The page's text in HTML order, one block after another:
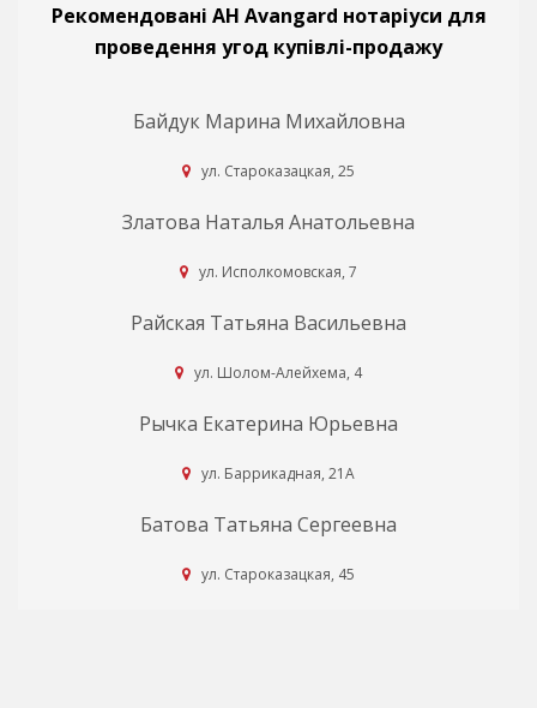
Рекомендовані АН Avangard нотаріуси для
проведення угод купівлі-продажу
Байдук Марина Михайловна
ул. Староказацкая, 25
Златова Наталья Анатольевна
ул. Исполкомовская, 7
Райская Татьяна Васильевна
ул. Шолом-Алейхема, 4
Рычка Екатерина Юрьевна
ул. Баррикадная, 21А
Батова Татьяна Сергеевна
ул. Староказацкая, 45